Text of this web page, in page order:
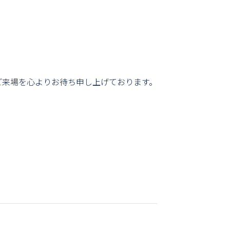
場を心よりお待ち申し上げております。